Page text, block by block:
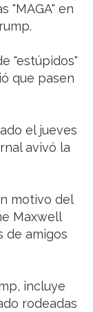
"MAGA" en
"estúpidos"
que pasen
el jueves
avivó la
motivo del
Maxwell
de amigos
incluye
rodeadas